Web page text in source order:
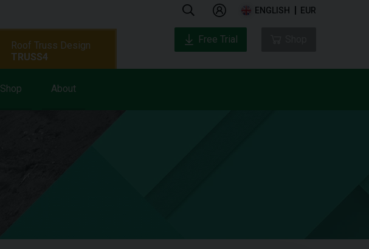
ENGLISH EUR
Shop About
Roof Truss Design
TRUSS4
Free Trial